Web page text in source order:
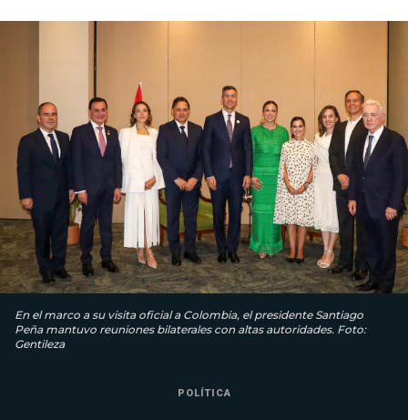
En el marco a su visita oficial a Colombia, el presidente Santiago
Peña mantuvo reuniones bilaterales con altas autoridades. Foto:
Gentileza
POLÍTICA